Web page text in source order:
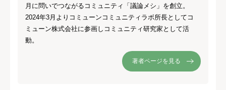
月に問いでつながるコミュニティ「議論メシ」を創立。
2024年3月よりコミューンコミュニティラボ所長としてコ
ミューン株式会社に参画しコミュニティ研究家として活
動。
著者ページを見る